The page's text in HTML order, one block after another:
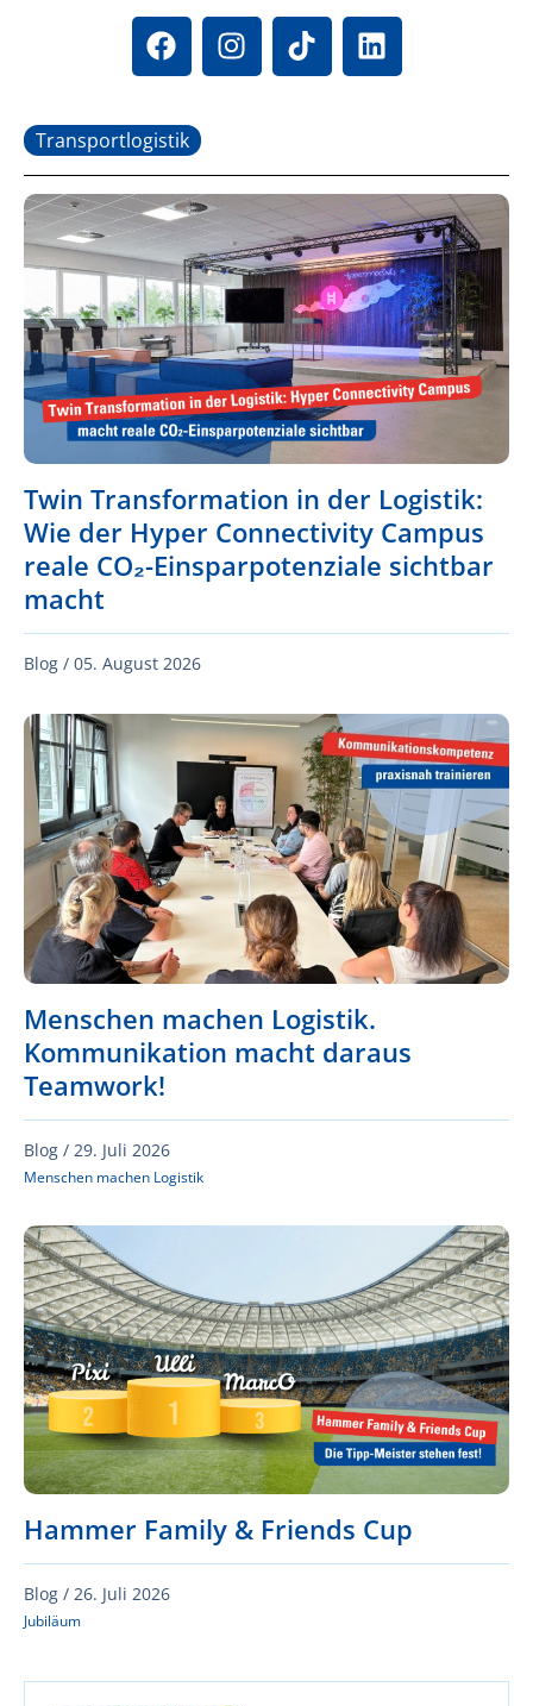
Transportlogistik
Twin Transformation in der Logistik:
Wie der Hyper Connectivity Campus
reale CO₂-Einsparpotenziale sichtbar
macht
Blog / 05. August 2026
Menschen machen Logistik.
Kommunikation macht daraus
Teamwork!
Blog / 29. Juli 2026
Menschen machen Logistik
Hammer Family & Friends Cup
Blog / 26. Juli 2026
Jubiläum